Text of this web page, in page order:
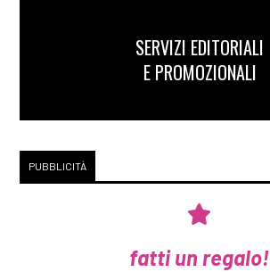
SERVIZI EDITORIALI
E PROMOZIONALI
PUBBLICITÀ
fatti un regalo!